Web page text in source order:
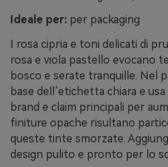
Ideale per: per packaging
I rosa cipria e toni delicati di
rosa e viola pastello evocano
bosco e serate tranquille. Nel
base dell’etichetta chiara e
brand e claim principali per
finiture opache risultano
queste tinte smorzate.
design pulito e pronto per lo